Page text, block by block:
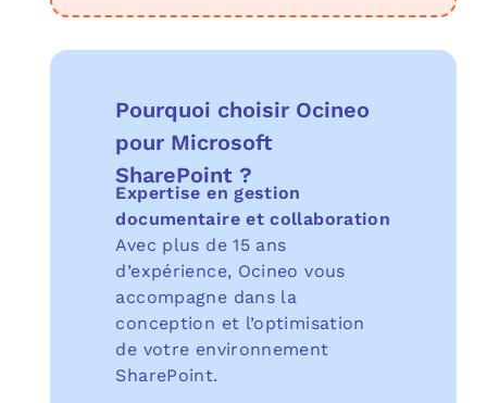
Pourquoi choisir Ocineo
pour Microsoft
SharePoint ?
Expertise en gestion
documentaire et collaboration
Avec plus de 15 ans
d’expérience, Ocineo vous
accompagne dans la
conception et l’optimisation
de votre environnement
SharePoint.